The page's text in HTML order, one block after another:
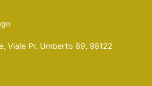
Viale Pr. Umberto 89, 98122